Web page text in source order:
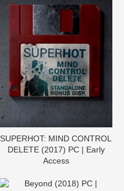
SUPERHOT: MIND CONTROL
DELETE (2017) PC | Early
Access